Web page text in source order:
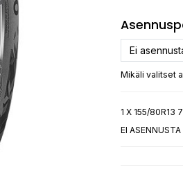
Mikäli valitset
1 X 155/80R13
EI ASENNUSTA